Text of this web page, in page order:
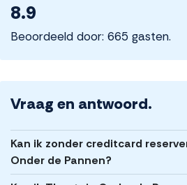
8.9
Beoordeeld door: 665 gasten.
Vraag en antwoord.
Kan ik zonder creditcard
Onder de Pannen?